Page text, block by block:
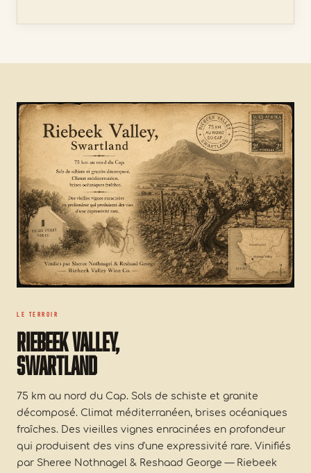
LE TERROIR
Riebeek Valley,
Swartland
75 km au nord du Cap. Sols de schiste et granite
décomposé. Climat méditerranéen, brises océaniques
fraîches. Des vieilles vignes enracinées en profondeur
qui produisent des vins d'une expressivité rare. Vinifiés
par Sheree Nothnagel & Reshaad George — Riebeek